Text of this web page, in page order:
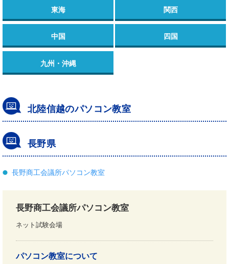
東海 関西
中国 四国
九州・沖縄
北陸信越のパソコン教室
長野県
長野商工会議所パソコン教室
長野商工会議所パソコン教室
ネット試験会場
パソコン教室について